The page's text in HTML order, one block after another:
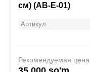
см) (AB-E-01)
Артикул
Рекомендуемая цена